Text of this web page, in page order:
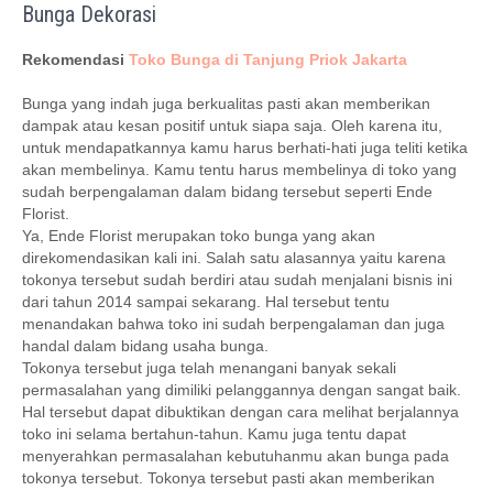
Bunga Dekorasi
Rekomendasi Toko Bunga di Tanjung Priok Jakarta
Bunga yang indah juga berkualitas pasti akan memberikan
dampak atau kesan positif untuk siapa saja. Oleh karena itu,
untuk mendapatkannya kamu harus berhati-hati juga teliti ketika
akan membelinya. Kamu tentu harus membelinya di toko yang
sudah berpengalaman dalam bidang tersebut seperti Ende
Florist.
Ya, Ende Florist merupakan toko bunga yang akan
direkomendasikan kali ini. Salah satu alasannya yaitu karena
tokonya tersebut sudah berdiri atau sudah menjalani bisnis ini
dari tahun 2014 sampai sekarang. Hal tersebut tentu
menandakan bahwa toko ini sudah berpengalaman dan juga
handal dalam bidang usaha bunga.
Tokonya tersebut juga telah menangani banyak sekali
permasalahan yang dimiliki pelanggannya dengan sangat baik.
Hal tersebut dapat dibuktikan dengan cara melihat berjalannya
toko ini selama bertahun-tahun. Kamu juga tentu dapat
menyerahkan permasalahan kebutuhanmu akan bunga pada
tokonya tersebut. Tokonya tersebut pasti akan memberikan